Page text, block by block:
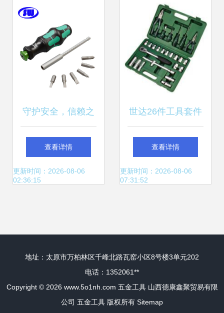
与劳保用品专家
守护安全，信赖之
选——探索京东世
维五金工具官方旗
查看详情
更新时间：2026-08-06
02:36:15
世达26件工具套件
市场行情与行业解
析
查看详情
更新时间：2026-08-06
07:31:52
地址：太原市万柏林区千峰北路瓦窑小区8号楼3单元202
电话：1352061**
Copyright © 2026 www.5o1nh.com 五金工具 山西德康鑫聚贸易有限
公司 五金工具 版权所有 Sitemap